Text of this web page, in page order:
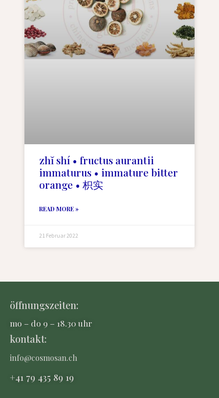
zhĭ shí • fructus aurantii
immaturus • immature bitter
orange • 枳实
READ MORE »
21 Februar 2022
öffnungszeiten:
mo – do 9 – 18.30 uhr
kontakt:
info@cosmosan.ch
+41 79 435 89 19